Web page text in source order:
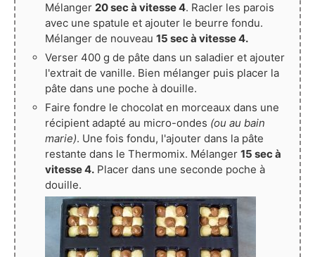
Mélanger 20 sec à vitesse 4. Racler les parois
avec une spatule et ajouter le beurre fondu.
Mélanger de nouveau 15 sec à vitesse 4.
Verser 400 g de pâte dans un saladier et ajouter
l'extrait de vanille. Bien mélanger puis placer la
pâte dans une poche à douille.
Faire fondre le chocolat en morceaux dans une
récipient adapté au micro-ondes (ou au bain
marie). Une fois fondu, l'ajouter dans la pâte
restante dans le Thermomix. Mélanger 15 sec à
vitesse 4. Placer dans une seconde poche à
douille.